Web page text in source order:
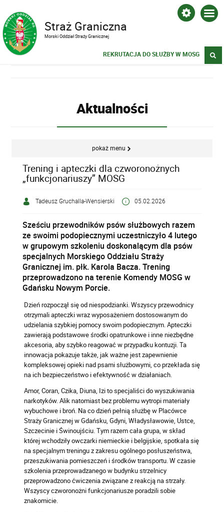
Straż Graniczna
Morski Oddział Straży Granicznej
REKRUTACJA DO SŁUŻBY W MOSG
Aktualności
pokaż menu
Trening i apteczki dla czworonożnych
„funkcjonariuszy” MOSG
Tadeusz Gruchalla-Wensierski 05.02.2026
Sześciu przewodników psów służbowych razem
ze swoimi podopiecznymi uczestniczyło 4 lutego
w grupowym szkoleniu doskonalącym dla psów
specjalnych Morskiego Oddziału Straży
Granicznej im. płk. Karola Bacza. Trening
przeprowadzono na terenie Komendy MOSG w
Gdańsku Nowym Porcie.
Dzień rozpoczął się od niespodzianki. Wszyscy przewodnicy
otrzymali apteczki wraz wyposażeniem dostosowanym do
udzielania szybkiej pomocy swoim podopiecznym. Apteczki
zawierają podstawowe środki opatrunkowe i inne niezbędne
akcesoria, aby szybko reagować w przypadku kontuzji. Ta
innowacja pokazuje także, jak ważne jest zapewnienie
kompleksowej opieki nad psami służbowymi, co przekłada się
na ich bezpieczeństwo i efektywność w działaniach.
Amor, Coran, Czika, Diuna, Izi to specjaliści do wyszukiwania
narkotyków. Alik natomiast bez problemu wytropi materiały
wybuchowe i broń. Na co dzień pełnią służbę w Placówce
Straży Granicznej w Gdańsku, Gdyni, Władysławowie, Ustce,
Szczecinie i Świnoujściu. Tym razem cała grupa, w skład
której wchodziły owczarki niemieckie i belgijskie, spotkała się
na specjalnym treningu z zakresu ogólnego posłuszeństwa,
przeszukiwania pomieszczeń i środków transportu. W czasie
szkolenia przeprowadzanego w budynku strzelnicy
przeprowadzono ćwiczenia związane z reakcją na strzały.
Wszyscy czworonożni funkcjonariusze poradzili sobie
znakomicie.